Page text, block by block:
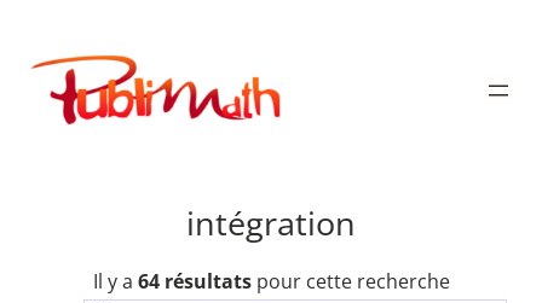
contenu
Publimath
intégration
Il y a 64 résultatspour cette recherche